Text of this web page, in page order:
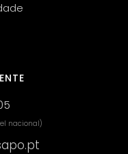
nacional)